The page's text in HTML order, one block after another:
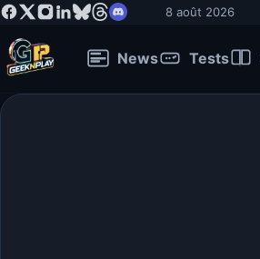
8 août 2026
News Tests